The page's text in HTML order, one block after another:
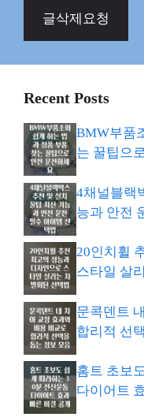
글삭제요청
Recent Posts
BMW부품
는 꿀팁으
4채널블랙
능과 안전
20인치휠
스타일 살
문콕덴트
합리적 선
홈트 초보
다이어트